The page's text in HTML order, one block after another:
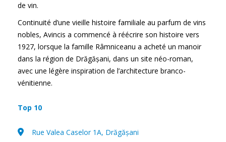
de vin.
Continuité d’une vieille histoire familiale au parfum de vins
nobles, Avincis a commencé à réécrire son histoire vers
1927, lorsque la famille Râmniceanu a acheté un manoir
dans la région de Drăgășani, dans un site néo-roman,
avec une légère inspiration de l’architecture branco-
vénitienne.
Top 10
Rue Valea Caselor 1A, Drăgășani